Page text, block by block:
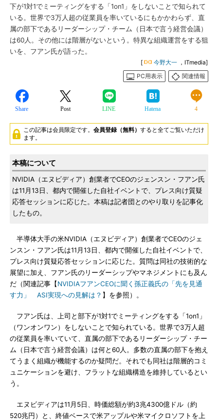
下が1対1でミーティングをする「1on1」をしないことで知られて
いる。世界で3万人超の従業員を率いているにもかかわらず、直
属の部下であるリーダーシップ・チーム（日本で言う経営会議）
は60人。その他には階層がないという。特異な組織運営をする狙
いを、フアン氏が語った。
[ 今野大一 ，ITmedia]
PC用表示
関連情報
Share Post LINE Hatena 4
この記事は会員限定です。 会員登録（無料） すると全てご覧いただけ
ます。
本稿について
NVIDIA（エヌビディア）創業者でCEOのジェンスン・フアン氏
は11月13日、都内で開催した自社イベントで、プレス向け質疑
応答セッションに応じた。本稿は記者団とのやり取りを記事化
したもの。
半導体大手の米NVIDIA（エヌビディア）創業者でCEOのジェ
ンスン・フアン氏は11月13日、都内で開催した自社イベントで、
プレス向け質疑応答セッションに応じた。質問は同社の技術的な
展望に加え、フアン氏のリーダーシップやマネジメントにも及ん
だ（関連記事【NVIDIAフアンCEOに聞く孫正義氏の「先を見通
す力」 ASI実現への見解は？ 】を参照）。
フアン氏は、上司と部下が1対1でミーティングをする「1on1」
（ワンオンワン）をしないことで知られている。世界で3万人超
の従業員を率いていて、直属の部下であるリーダーシップ・チー
ム（日本で言う経営会議）は何と60人。多数の直属の部下を抱え
てうまく組織が機能するのか疑問だ。それでも同社は階層的コミ
ュニケーションを避け、フラットな組織構造を維持しているとい
う。
エヌビディアは11月5日、時価総額が約3兆4300億ドル（約
520兆円）と、終値ベースで米アップルや米マイクロソフトを上